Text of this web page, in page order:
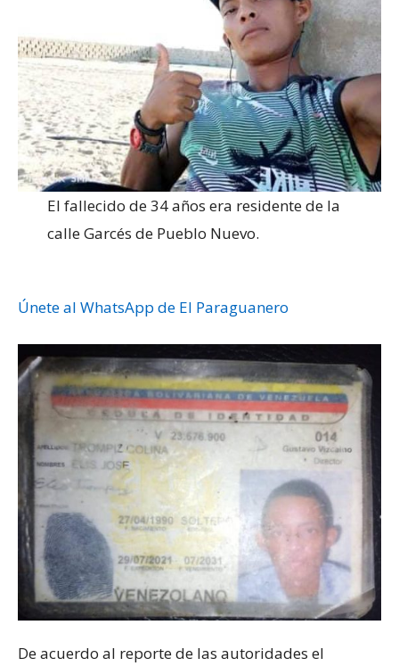
El fallecido de 34 años era residente de la
calle Garcés de Pueblo Nuevo.
Únete al WhatsApp de El Paraguanero
De acuerdo al reporte de las autoridades el